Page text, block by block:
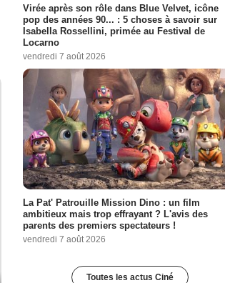
Virée après son rôle dans Blue Velvet, icône
pop des années 90... : 5 choses à savoir sur
Isabella Rossellini, primée au Festival de
Locarno
vendredi 7 août 2026
La Pat' Patrouille Mission Dino : un film
ambitieux mais trop effrayant ? L'avis des
parents des premiers spectateurs !
vendredi 7 août 2026
Toutes les actus Ciné